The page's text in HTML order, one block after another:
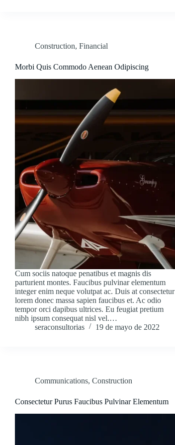
Construction, Financial
Morbi Quis Commodo Aenean Odipiscing
Cum sociis natoque penatibus et magnis dis
parturient montes. Faucibus pulvinar elementum
integer enim neque volutpat ac. Duis at consectetur
lorem donec massa sapien faucibus et. Ac odio
tempor orci dapibus ultrices. Eu feugiat pretium
nibh ipsum consequat nisl vel.…
seraconsultorias
19 de mayo de 2022
Communications, Construction
Consectetur Purus Faucibus Pulvinar Elementum